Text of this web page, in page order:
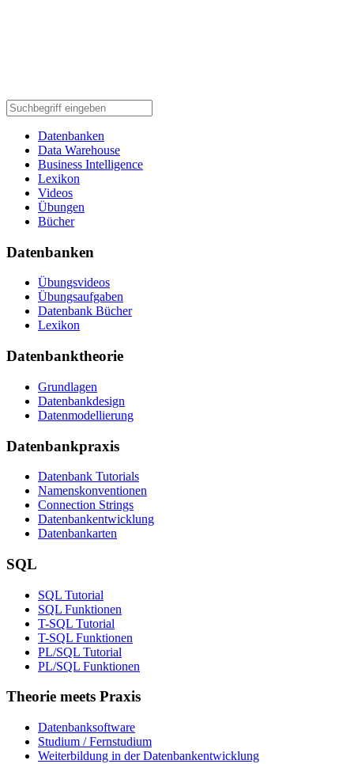
Datenbanken
Data Warehouse
Business Intelligence
Lexikon
Videos
Übungen
Bücher
Datenbanken
Übungsvideos
Übungsaufgaben
Datenbank Bücher
Lexikon
Datenbanktheorie
Grundlagen
Datenbankdesign
Datenmodellierung
Datenbankpraxis
Datenbank Tutorials
Namenskonventionen
Connection Strings
Datenbankentwicklung
Datenbankarten
SQL
SQL Tutorial
SQL Funktionen
T-SQL Tutorial
T-SQL Funktionen
PL/SQL Tutorial
PL/SQL Funktionen
Theorie meets Praxis
Datenbanksoftware
Studium / Fernstudium
Weiterbildung in der Datenbankentwicklung